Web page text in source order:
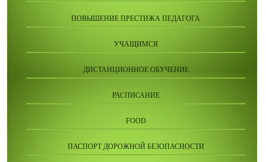
ПОВЫШЕНИЕ ПРЕСТИЖА ПЕДАГОГА
УЧАЩИМСЯ
ДИСТАНЦИОННОЕ ОБУЧЕНИЕ
РАСПИСАНИЕ
FOOD
ПАСПОРТ ДОРОЖНОЙ БЕЗОПАСНОСТИ